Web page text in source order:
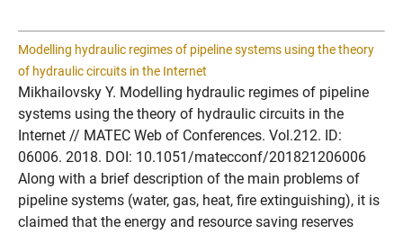
Modelling hydraulic regimes of pipeline systems using the theory
of hydraulic circuits in the Internet
Mikhailovsky Y. Modelling hydraulic regimes of pipeline
systems using the theory of hydraulic circuits in the
Internet // MATEC Web of Conferences. Vol.212. ID:
06006. 2018. DOI: 10.1051/matecconf/201821206006
Along with a brief description of the main problems of
pipeline systems (water, gas, heat, fire extinguishing), it is
claimed that the energy and resource saving reserves